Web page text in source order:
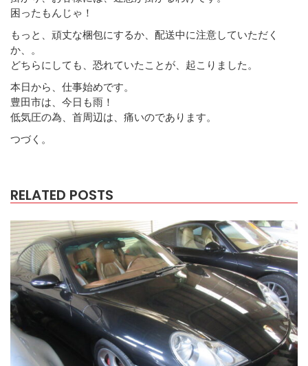
困ったもんじゃ！
もっと、頑丈な梱包にするか、配送中に注意していただく
か、。
どちらにしても、恐れていたことが、起こりました。
本日から、仕事始めです。
豊田市は、今日も雨！
低気圧の為、首周辺は、痛いのであります。
つづく。
RELATED POSTS